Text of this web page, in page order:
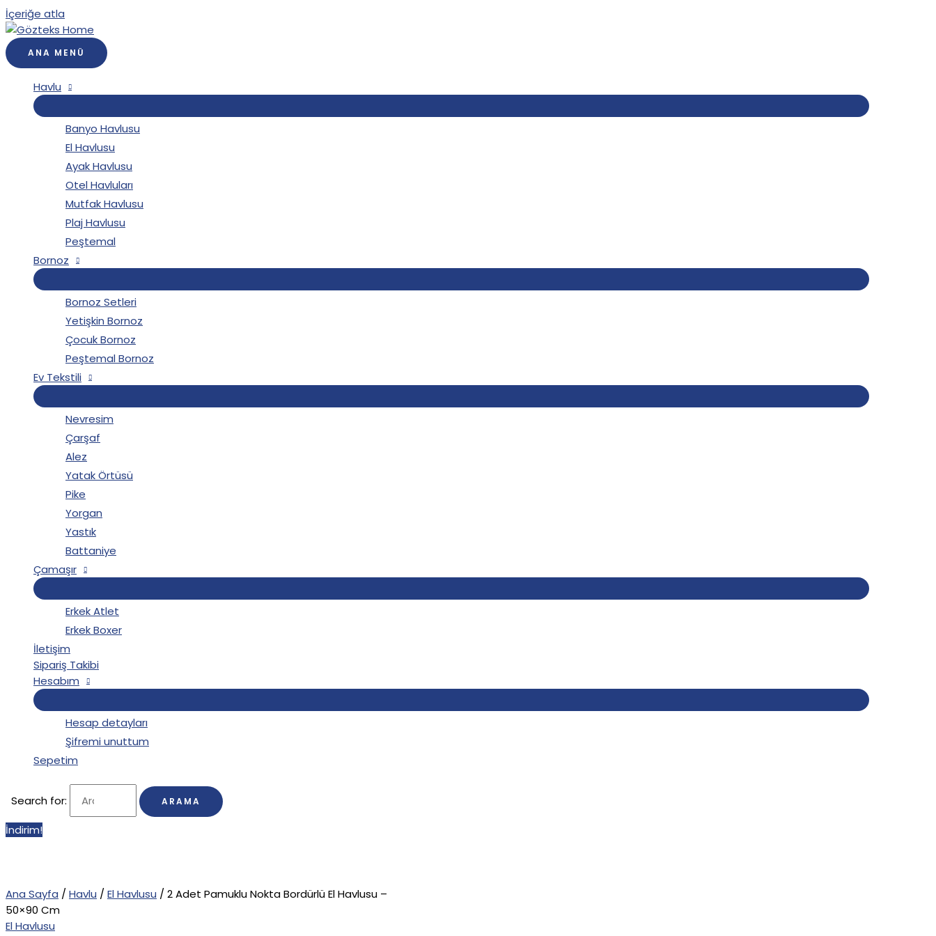
İçeriğe atla
ANA MENÜ
Havlu
Banyo Havlusu
El Havlusu
Ayak Havlusu
Otel Havluları
Mutfak Havlusu
Plaj Havlusu
Peştemal
Bornoz
Bornoz Setleri
Yetişkin Bornoz
Çocuk Bornoz
Peştemal Bornoz
Ev Tekstili
Nevresim
Çarşaf
Alez
Yatak Örtüsü
Pike
Yorgan
Yastık
Battaniye
Çamaşır
Erkek Atlet
Erkek Boxer
İletişim
Sipariş Takibi
Hesabım
Hesap detayları
Şifremi unuttum
Sepetim
Search for:
İndirim!
Ana Sayfa / Havlu / El Havlusu / 2 Adet Pamuklu Nokta Bordürlü El Havlusu –
50×90 Cm
El Havlusu